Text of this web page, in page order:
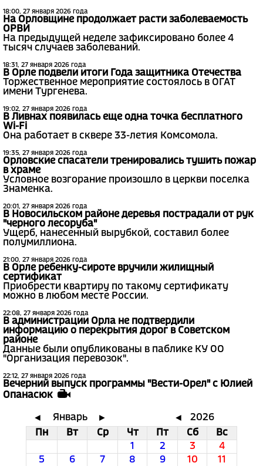
18:00, 27 января 2026 года
На Орловщине продолжает расти заболеваемость
ОРВИ
На предыдущей неделе зафиксировано более 4
тысяч случаев заболеваний.
18:31, 27 января 2026 года
В Орле подвели итоги Года защитника Отечества
Торжественное мероприятие состоялось в ОГАТ
имени Тургенева.
19:02, 27 января 2026 года
В Ливнах появилась еще одна точка бесплатного
Wi-Fi
Она работает в сквере 33-летия Комсомола.
19:35, 27 января 2026 года
Орловские спасатели тренировались тушить пожар
в храме
Условное возгорание произошло в церкви поселка
Знаменка.
20:01, 27 января 2026 года
В Новосильском районе деревья пострадали от рук
"черного лесоруба"
Ущерб, нанесенный вырубкой, составил более
полумиллиона.
21:00, 27 января 2026 года
В Орле ребенку-сироте вручили жилищный
сертификат
Приобрести квартиру по такому сертификату
можно в любом месте России.
22:08, 27 января 2026 года
В администрации Орла не подтвердили
информацию о перекрытия дорог в Советском
районе
Данные были опубликованы в паблике КУ ОО
"Организация перевозок".
22:12, 27 января 2026 года
Вечерний выпуск программы "Вести-Орел" с Юлией
Опанасюк
◄ Январь ► ◄
2026
Пн
Вт Ср Чт Пт Сб
Вс
1
2 3
4
5
6 7 8 9 10 11